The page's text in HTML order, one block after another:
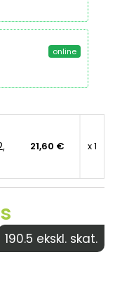
online
21,60 € x 1
190.5 ekskl. skat.